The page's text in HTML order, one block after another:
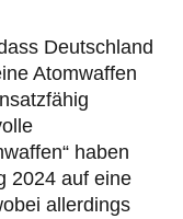
Deutschland
Atomwaffen
haben
2024 auf eine
allerdings